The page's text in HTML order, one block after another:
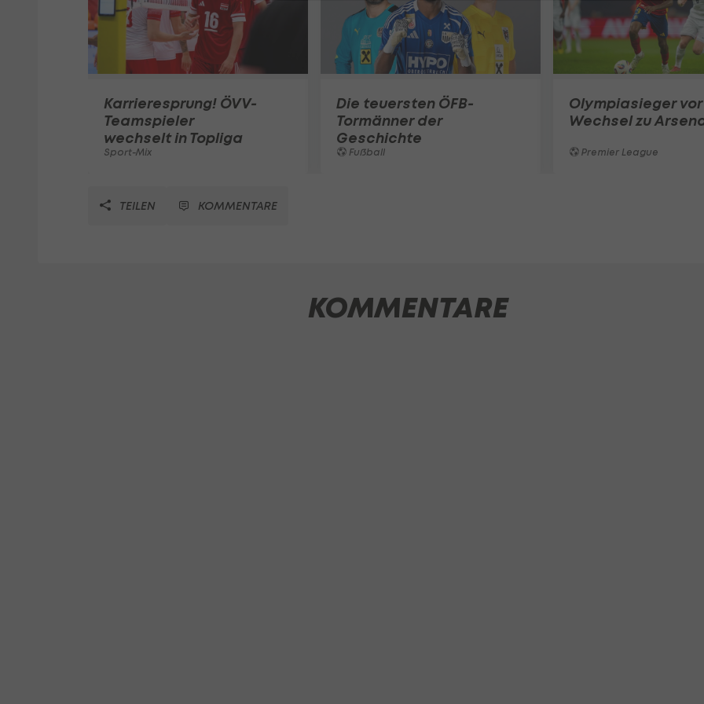
Karrieresprung! ÖVV-
Teamspieler
wechselt in Topliga
Sport-Mix
Die teuersten ÖFB-
Tormänner der
Geschichte
Fußball
Olympiasieger vor
Wechsel zu
Premier League
TEILEN KOMMENTARE
KOMMENTARE